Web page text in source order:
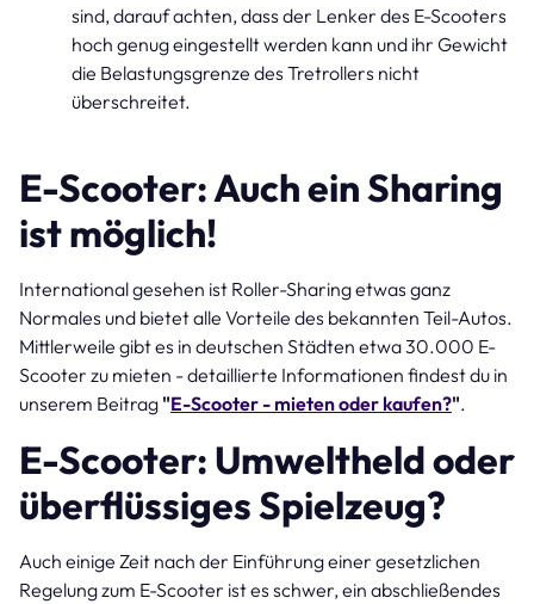
sind, darauf achten, dass der Lenker des E-Scooters
hoch genug eingestellt werden kann und ihr Gewicht
die Belastungsgrenze des Tretrollers nicht
überschreitet.
E-Scooter: Auch ein Sharing
ist möglich!
International gesehen ist Roller-Sharing etwas ganz
Normales und bietet alle Vorteile des bekannten Teil-Autos.
Mittlerweile gibt es in deutschen Städten etwa 30.000 E-
Scooter zu mieten - detaillierte Informationen findest du in
unserem Beitrag "E-Scooter - mieten oder kaufen?".
E-Scooter: Umweltheld oder
überflüssiges Spielzeug?
Auch einige Zeit nach der Einführung einer gesetzlichen
Regelung zum E-Scooter ist es schwer, ein abschließendes